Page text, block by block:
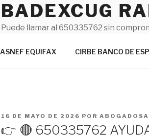
BADEXCUG
Puede llamar al 650335762 sin
ASNEF EQUIFAX CIRBE BANCO DE
PUBLICADO
16 DE MAYO DE 2026 POR
👉 🔴 650335762